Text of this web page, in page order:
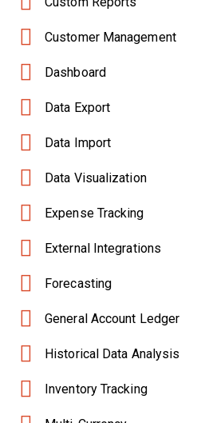
Customer Management
Dashboard
Data Export
Data Import
Data Visualization
Expense Tracking
External Integrations
Forecasting
General Account Ledger
Historical Data Analysis
Inventory Tracking